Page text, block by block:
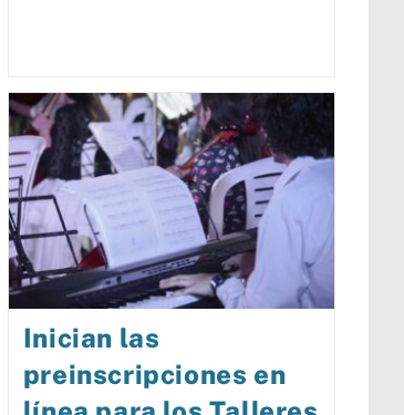
Inician las
preinscripciones en